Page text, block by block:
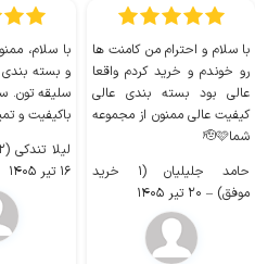
با سلام و احترام من کامنت ها
رو خوندم و خرید کردم واقعا
عالی بود بسته بندی عالی
کیفیت عالی ممنون از مجموعه
شما🫡🩷
حامد جلیلیان (۱ خرید
موفق) – ۲۰ تیر ۱۴۰۵
با سلام،
و بسته
سلیقه تون.
باکیفیت و
لیلا تندکی (۲ خرید موفق)
۱۶ تیر ۱۴۰۵